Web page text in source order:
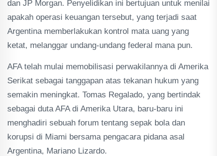
dan JP Morgan. Penyelidikan ini bertujuan untuk menilai
apakah operasi keuangan tersebut, yang terjadi saat
Argentina memberlakukan kontrol mata uang yang
ketat, melanggar undang-undang federal mana pun.
AFA telah mulai memobilisasi perwakilannya di Amerika
Serikat sebagai tanggapan atas tekanan hukum yang
semakin meningkat. Tomas Regalado, yang bertindak
sebagai duta AFA di Amerika Utara, baru-baru ini
menghadiri sebuah forum tentang sepak bola dan
korupsi di Miami bersama pengacara pidana asal
Argentina, Mariano Lizardo.